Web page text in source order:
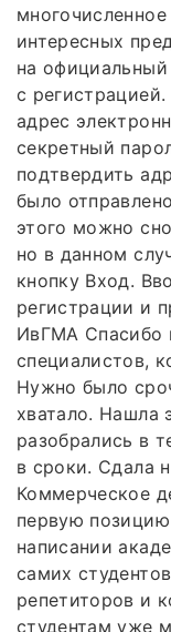
интересных
на
с
адрес
секретный
подтвердить
было
этого можно
но в данном
кнопку Вход.
регистрации и
ИвГМА Спасибо
специалистов,
Нужно было
хватало. Нашла
разобрались в
в сроки. Сдала
Коммерческое
первую
написании
самих
репетиторов и
студентам уже